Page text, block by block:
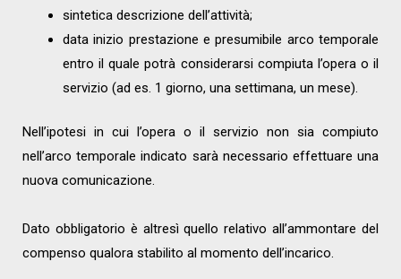
sintetica descrizione dell’attività;
data inizio prestazione e presumibile arco temporale
entro il quale potrà considerarsi compiuta l’opera o il
servizio (ad es. 1 giorno, una settimana, un mese).
Nell’ipotesi in cui l’opera o il servizio non sia compiuto
nell’arco temporale indicato sarà necessario effettuare una
nuova comunicazione.
Dato obbligatorio è altresì quello relativo all’ammontare del
compenso qualora stabilito al momento dell’incarico.